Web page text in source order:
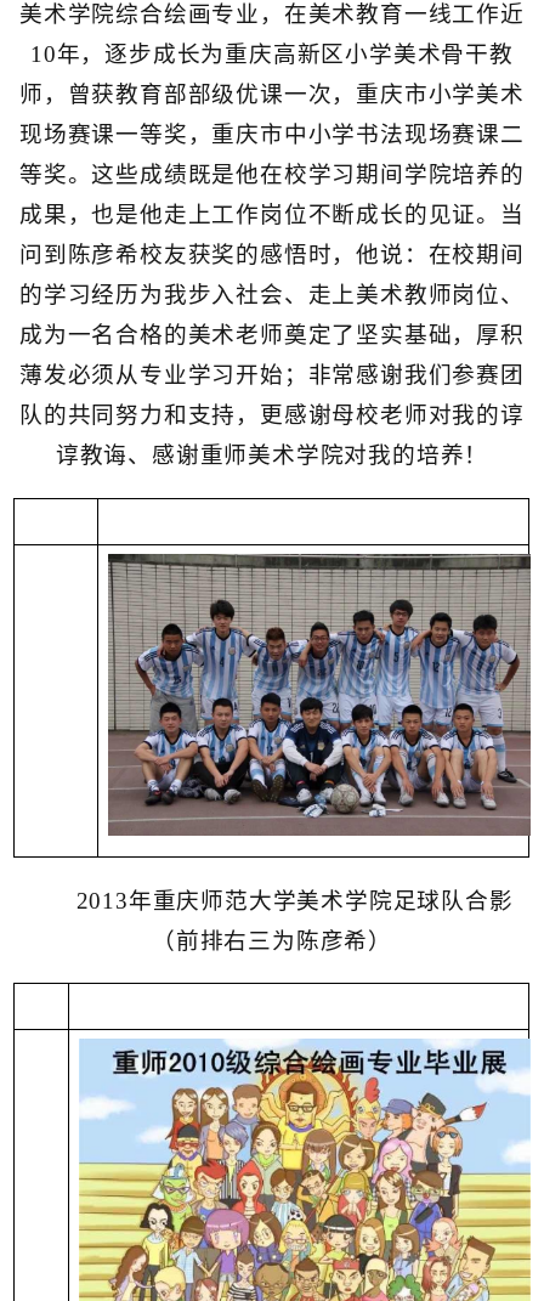
美术学院综合绘画专业，在美术教育一线工作近
10年，逐步成长为重庆高新区小学美术骨干教
师，曾获教育部部级优课一次，重庆市小学美术
现场赛课一等奖，重庆市中小学书法现场赛课二
等奖。这些成绩既是他在校学习期间学院培养的
成果，也是他走上工作岗位不断成长的见证。当
问到陈彦希校友获奖的感悟时，他说：在校期间
的学习经历为我步入社会、走上美术教师岗位、
成为一名合格的美术老师奠定了坚实基础，厚积
薄发必须从专业学习开始；非常感谢我们参赛团
队的共同努力和支持，更感谢母校老师对我的谆
谆教诲、感谢重师美术学院对我的培养！
2013年重庆师范大学美术学院足球队合影
（前排右三为陈彦希）